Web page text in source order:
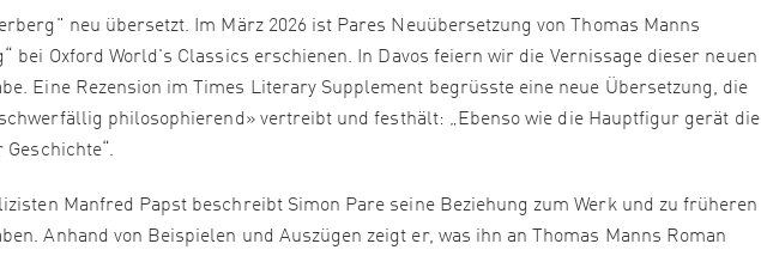
neu übersetzt. Im März 2026 ist Pares Neuübersetzung von Thomas Manns
bei Oxford World's Classics erschienen. In Davos feiern wir die Vernissage dieser neuen
Eine Rezension im Times Literary Supplement begrüsste eine neue Übersetzung, die
philosophierend» vertreibt und festhält: „Ebenso wie die Hauptfigur gerät die
Manfred Papst beschreibt Simon Pare seine Beziehung zum Werk und zu früheren
Anhand von Beispielen und Auszügen zeigt er, was ihn an Thomas Manns Roman